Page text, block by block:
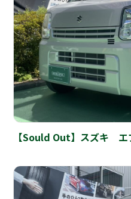
【Sould Out】スズキ エ